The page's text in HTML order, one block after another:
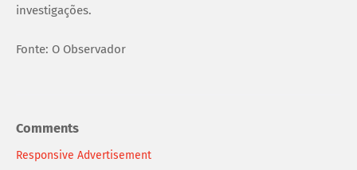
investigações.
Fonte: O Observador
Comments
Responsive Advertisement